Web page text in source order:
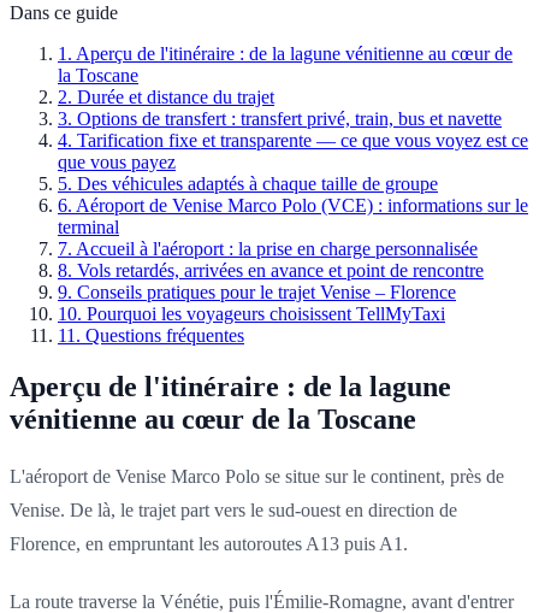
Dans ce guide
1 . Aperçu de l'itinéraire : de la lagune vénitienne au cœur de
la Toscane
2. Durée et distance du trajet
3. Options de transfert : transfert privé, train, bus et navette
4. Tarification fixe et transparente — ce que vous voyez est ce
que vous payez
5. Des véhicules adaptés à chaque taille de groupe
6. Aéroport de Venise Marco Polo (VCE) : informations sur le
terminal
7. Accueil à l'aéroport : la prise en charge personnalisée
8. Vols retardés, arrivées en avance et point de rencontre
9. Conseils pratiques pour le trajet Venise – Florence
10. Pourquoi les voyageurs choisissent TellMyTaxi
11 . Questions fréquentes
Aperçu de l'itinéraire : de la lagune
vénitienne au cœur de la Toscane
L'aéroport de Venise Marco Polo se situe sur le continent, près de
Venise. De là, le trajet part vers le sud-ouest en direction de
Florence, en empruntant les autoroutes A13 puis A1.
La route traverse la Vénétie, puis l'Émilie-Romagne, avant d'entrer